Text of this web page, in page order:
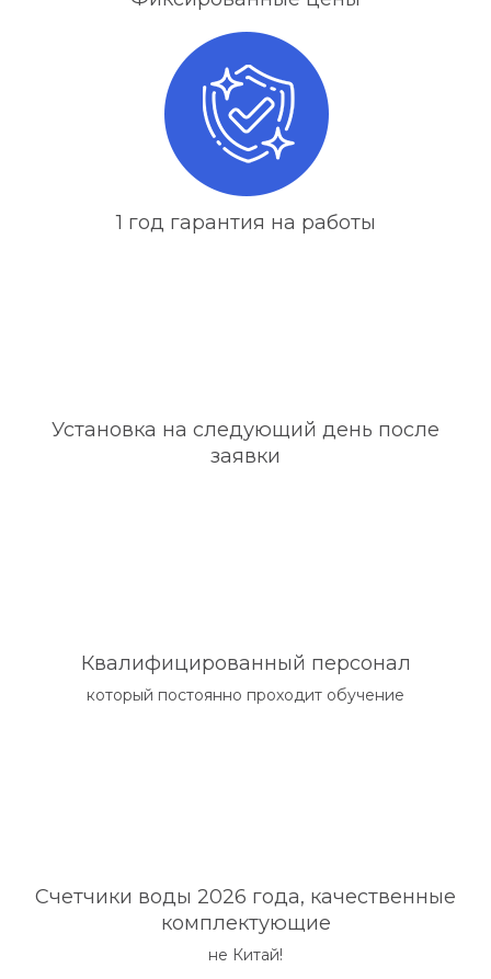
1 год гарантия на работы
Установка на следующий день после
заявки
Квалифицированный персонал
который постоянно проходит обучение
Счетчики воды 2026 года, качественные
комплектующие
не Китай!